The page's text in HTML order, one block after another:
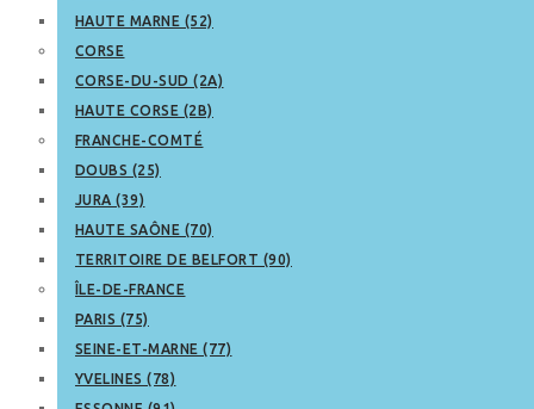
HAUTE MARNE (52)
CORSE
CORSE-DU-SUD (2A)
HAUTE CORSE (2B)
FRANCHE-COMTÉ
DOUBS (25)
JURA (39)
HAUTE SAÔNE (70)
TERRITOIRE DE BELFORT (90)
ÎLE-DE-FRANCE
PARIS (75)
SEINE-ET-MARNE (77)
YVELINES (78)